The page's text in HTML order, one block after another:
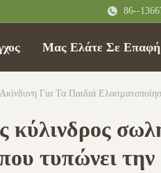
86--
Μας Ελάτε Σε
Για Τα Παιδιά
κύλινδρος
τυπώνει την